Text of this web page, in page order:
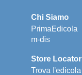
Chi Siamo
PrimaEdicola
m-dis
Store Locator
Trova